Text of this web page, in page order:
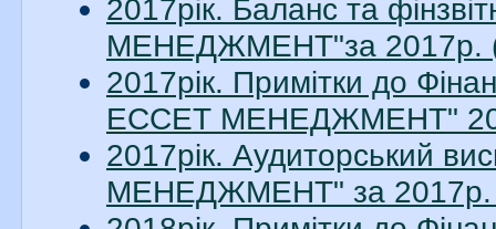
2017рік. Баланс та
МЕНЕДЖМЕНТ"за 2017р.
2017рік. Примітки до
ЕССЕТ МЕНЕДЖМЕНТ"
2017рік. Аудиторський
МЕНЕДЖМЕНТ" за 2017р.